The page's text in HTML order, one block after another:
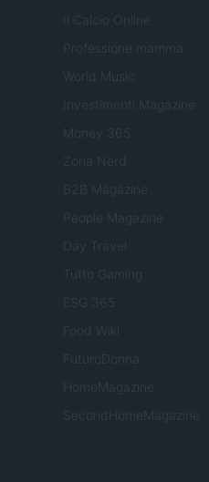
Il Calcio Online
Professione mamma
World Music
Investimenti Magazine
Money 365
Zona Nerd
B2B Magazine
People Magazine
Day Travel
Tutto Gaming
ESG 365
Food Wiki
FuturoDonna
HomeMagazine
SecondHomeMagazine